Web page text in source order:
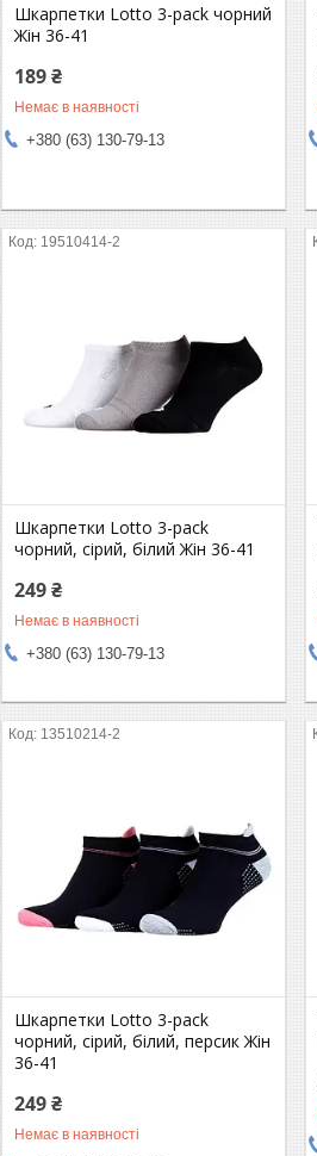
Шкарпетки Lotto 3-pack чорний
Жін 36-41
189 ₴
Немає в наявності
+380 (63) 130-79-13
19510414-2
Шкарпетки Lotto 3-pack
чорний, сірий, білий Жін 36-41
249 ₴
Немає в наявності
+380 (63) 130-79-13
13510214-2
Шкарпетки Lotto 3-pack
чорний, сірий, білий, персик Жін
36-41
249 ₴
Немає в наявності